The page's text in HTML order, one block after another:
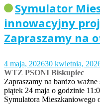
Symulator
innowacyjny
Zapraszamy na
4 maja, 202630 kwietnia,
WTZ PSONI Biskupiec
Zapraszamy na bardzo
piątek 24 maja o godzinie
Symulatora Mieszkaniowego